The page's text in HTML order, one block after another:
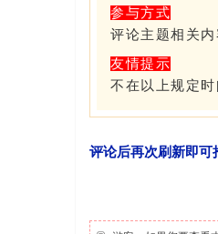
参与方式
评论主题相关
友情提示
不在以上规定
评论后再次刷新即可